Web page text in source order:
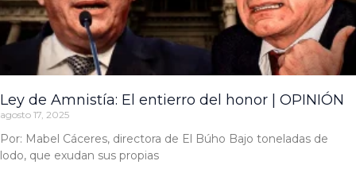
Ley de Amnistía: El entierro del honor | OPINIÓN
agosto 17, 2025
Por: Mabel Cáceres, directora de El Búho Bajo toneladas de
lodo, que exudan sus propias